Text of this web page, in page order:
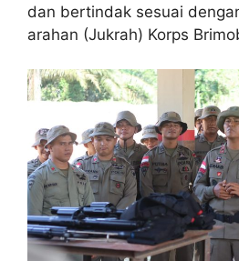
dan bertindak sesuai
arahan (Jukrah) Korps